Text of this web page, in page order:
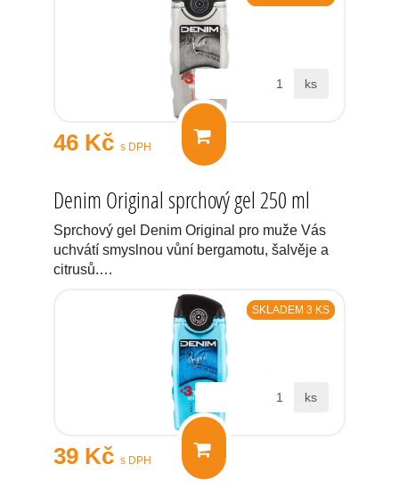
46 Kč s DPH
ks
Denim Original sprchový gel 250 ml
Sprchový gel Denim Original pro muže Vás
uchvátí smyslnou vůní bergamotu, šalvěje a
citrusů.…
SKLADEM 3 KS
39 Kč s DPH
ks